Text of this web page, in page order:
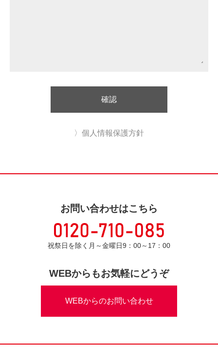
〉個人情報保護方針
お問い合わせはこちら
祝祭日を除く月～金曜日9：00～17：00
WEBからもお気軽にどうぞ
WEBからのお問い合わせ